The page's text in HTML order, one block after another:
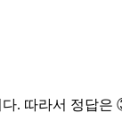
다. 따라서 정답